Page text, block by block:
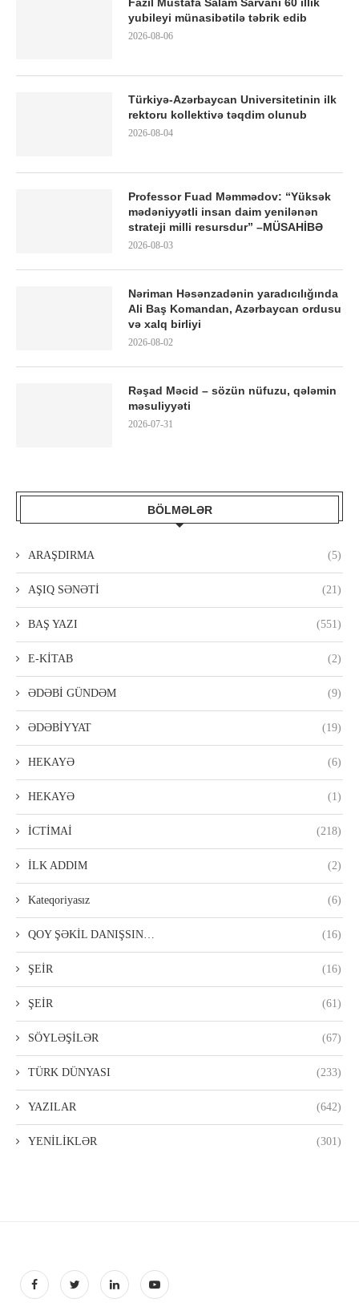
yubileyi münasibətilə təbrik edib
2026-08-06
Türkiyə-Azərbaycan Universitetinin ilk
rektoru kollektivə təqdim olunub
2026-08-04
Professor Fuad Məmmədov: “Yüksək
mədəniyyətli insan daim yenilənən
strateji milli resursdur” –MÜSAHİBƏ
2026-08-03
Nəriman Həsənzadənin yaradıcılığında
Ali Baş Komandan, Azərbaycan ordusu
və xalq birliyi
2026-08-02
Rəşad Məcid – sözün nüfuzu, qələmin
məsuliyyəti
2026-07-31
BÖLMƏLƏR
ARAŞDIRMA (5)
AŞIQ SƏNƏTİ (21)
BAŞ YAZI (551)
E-KİTAB (2)
ƏDƏBİ GÜNDƏM (9)
ƏDƏBİYYAT (19)
HEKAYƏ (6)
HEKAYƏ (1)
İCTİMAİ (218)
İLK ADDIM (2)
Kateqoriyasız (6)
QOY ŞƏKİL DANIŞSIN… (16)
ŞEİR (16)
ŞEİR (61)
SÖYLƏŞİLƏR (67)
TÜRK DÜNYASI (233)
YAZILAR (642)
YENİLİKLƏR (301)